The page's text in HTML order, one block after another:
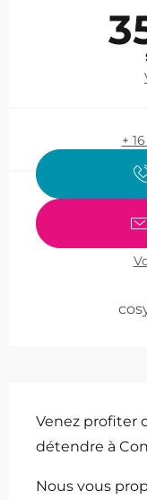
+
Venez profiter
détendre à
Nous vous